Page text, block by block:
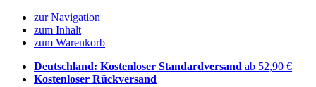
zur Navigation
zum Inhalt
zum Warenkorb
Deutschland: Kostenloser Standardversand ab 52,90 €
Kostenloser Rückversand